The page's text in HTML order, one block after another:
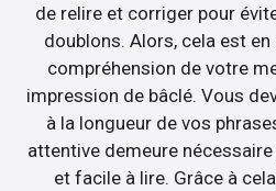
de relire et corriger pour
doublons. Alors, cela est
compréhension de votre
impression de bâclé. Vous
à la longueur de vos
attentive demeure
et facile à lire. Grâce à